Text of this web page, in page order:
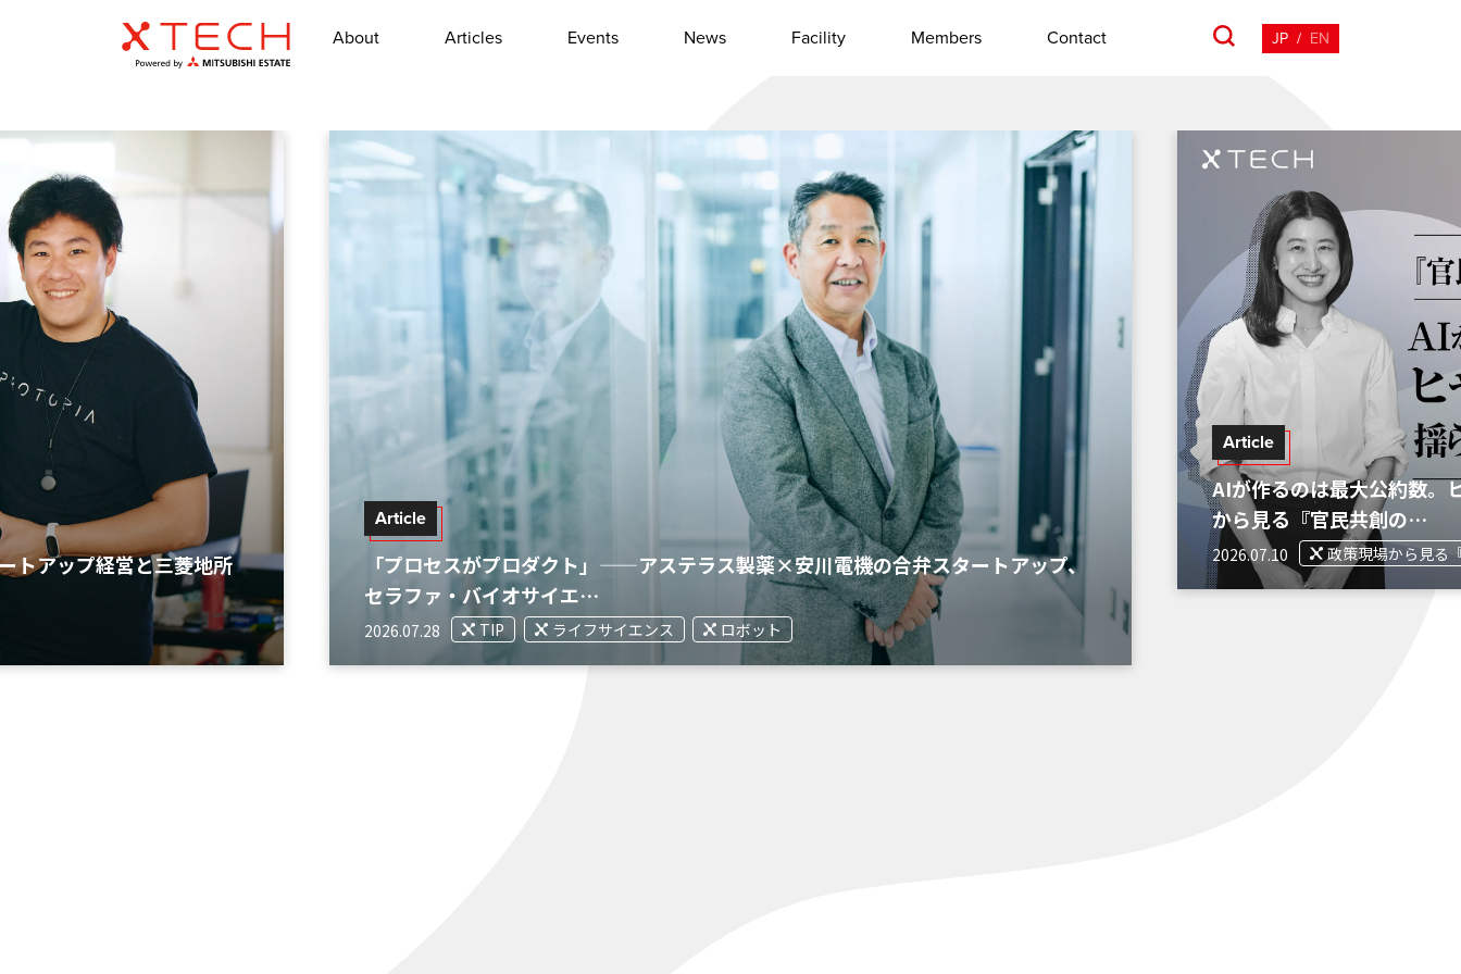
About Articles Events News Facility Members Contact JP / EN
トアップ経営と三菱地所
Article
「プロセスがプロダクト」——アステラス製薬×安川電機の合弁スタートアップ、
セラファ・バイオサイエ…
2026.07.28 TIP ライフサイエンス ロボット
Article
AIが作るのは最大公約数。
から見る『官民共創の…
2026.07.10 政策現場から見る